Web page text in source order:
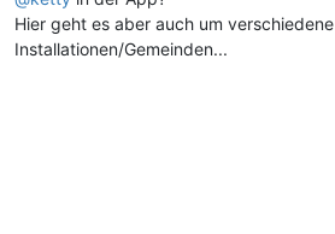
Hier geht es aber auch um verschiedene
Installationen/Gemeinden...